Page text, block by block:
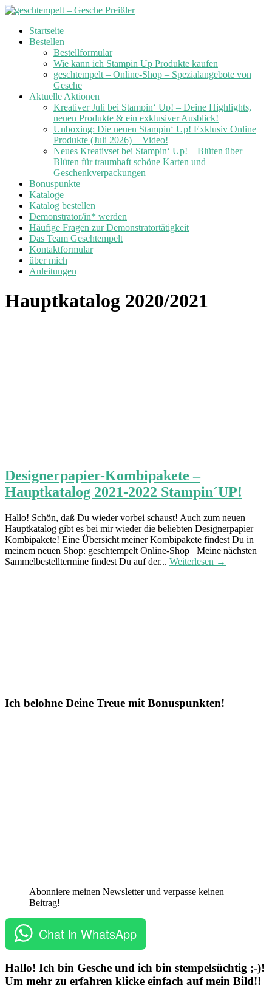
Skip
Startseite
Bestellen
Bestellformular
Wie kann ich Stampin Up Produkte kaufen
geschtempelt – Online-Shop – Spezialangebote von
Gesche
Aktuelle Aktionen
Kreativer Juli bei Stampin‘ Up! – Deine Highlights,
neuen Produkte & ein exklusiver Ausblick!
Unboxing: Die neuen Stampin‘ Up! Exklusiv Online
Produkte (Juli 2026) + Video!
Neues Kreativset bei Stampin‘ Up! – Blüten über
Blüten für traumhaft schöne Karten und
Geschenkverpackungen
Bonuspunkte
Kataloge
Katalog bestellen
Demonstrator/in* werden
Häufige Fragen zur Demonstratortätigkeit
Das Team Geschtempelt
Kontaktformular
über mich
Anleitungen
Hauptkatalog 2020/2021
Designerpapier-Kombipakete –
Hauptkatalog 2021-2022 Stampin´UP!
Hallo! Schön, daß Du wieder vorbei schaust! Auch zum neuen
Hauptkatalog gibt es bei mir wieder die beliebten Designerpapier
Kombipakete! Eine Übersicht meiner Kombipakete findest Du in
meinem neuen Shop: geschtempelt Online-Shop Meine nächsten
Sammelbestelltermine findest Du auf der... Weiterlesen →
Ich belohne Deine Treue mit Bonuspunkten!
Abonniere meinen Newsletter und verpasse keinen
Beitrag!
Chat in WhatsApp
Hallo! Ich bin Gesche und ich bin stempelsüchtig ;-)!
Um mehr zu erfahren klicke einfach auf mein Bild!!